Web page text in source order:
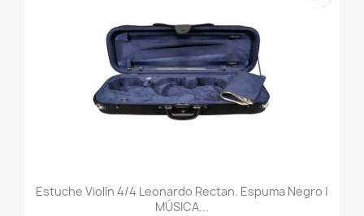
Estuche Violín 4/4 Leonardo Rectan. Espuma Negro |
MÚSICA...